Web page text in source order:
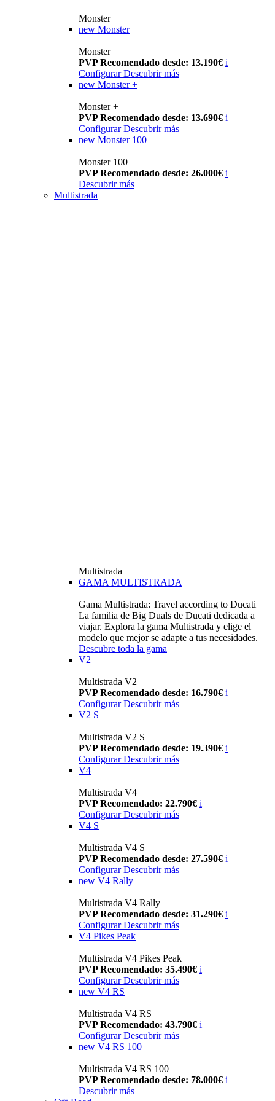
Monster
new Monster
Monster
PVP Recomendado desde: 13.190€ i
Configurar Descubrir más
new Monster +
Monster +
PVP Recomendado desde: 13.690€ i
Configurar Descubrir más
new Monster 100
Monster 100
PVP Recomendado desde: 26.000€ i
Descubrir más
Multistrada
Multistrada
GAMA MULTISTRADA
Gama Multistrada: Travel according to Ducati
La familia de Big Duals de Ducati dedicada a
viajar. Explora la gama Multistrada y elige el
modelo que mejor se adapte a tus necesidades.
Descubre toda la gama
V2
Multistrada V2
PVP Recomendado desde: 16.790€ i
Configurar Descubrir más
V2 S
Multistrada V2 S
PVP Recomendado desde: 19.390€ i
Configurar Descubrir más
V4
Multistrada V4
PVP Recomendado: 22.790€ i
Configurar Descubrir más
V4 S
Multistrada V4 S
PVP Recomendado desde: 27.590€ i
Configurar Descubrir más
new V4 Rally
Multistrada V4 Rally
PVP Recomendado desde: 31.290€ i
Configurar Descubrir más
V4 Pikes Peak
Multistrada V4 Pikes Peak
PVP Recomendado: 35.490€ i
Configurar Descubrir más
new V4 RS
Multistrada V4 RS
PVP Recomendado: 43.790€ i
ConfigurarDescubrir más
new V4 RS 100
Multistrada V4 RS 100
PVP Recomendado desde: 78.000€ i
Descubrir más